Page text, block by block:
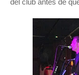
del club antes de